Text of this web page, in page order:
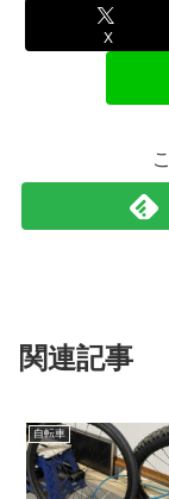
X
関連記事
自転車